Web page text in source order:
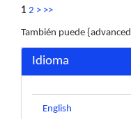
1 2 > >>
También puede
Idioma
English